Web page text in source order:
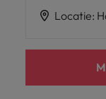
Locatie: